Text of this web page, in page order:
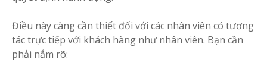
Điều này càng cần thiết đối với các nhân viên có tương
tác trực tiếp với khách hàng như nhân viên. Bạn cần
phải nắm rõ: